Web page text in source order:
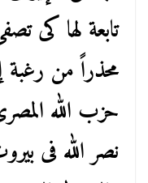
تابعة لها كى
محذراً من رغبة
حزب الله
نصر الله فى